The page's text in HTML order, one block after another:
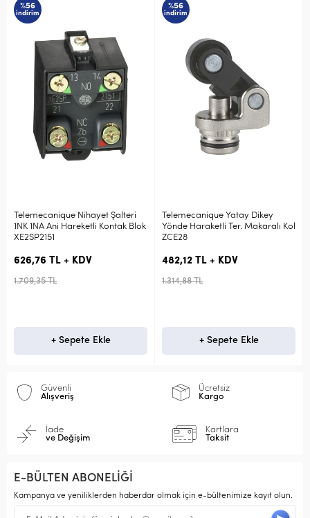
%56
indirim
Telemecanique Nihayet Şalteri
1NK 1NA Ani Hareketli Kontak Blok
XE2SP2151
626,76 TL + KDV
1.709,35 TL
+ Sepete Ekle
%56
indirim
Telemecanique Yatay Dikey
Yönde Haraketli Ter. Makaralı Kol
ZCE28
482,12 TL + KDV
1.314,88 TL
+ Sepete Ekle
Güvenli
Alışveriş
Ücretsiz
Kargo
İade
ve Değişim
Kartlara
Taksit
E-BÜLTEN ABONELİĞİ
Kampanya ve yeniliklerden haberdar olmak için e-bültenimize kayıt olun.